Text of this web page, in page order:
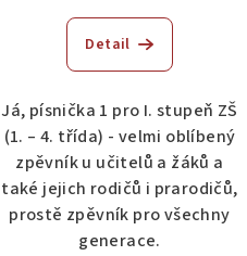
hodnocení
produktu
je
4,0
z
5
hvězdiček.
Detail
Já, písnička 1 pro I. stupeň ZŠ
(1. – 4. třída) - velmi oblíbený
zpěvník u učitelů a žáků a
také jejich rodičů i prarodičů,
prostě zpěvník pro všechny
generace.